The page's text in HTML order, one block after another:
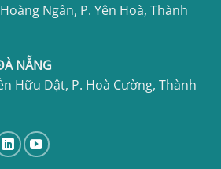
Ngân, P. Yên Hoà, Thành
NẴNG
Hữu Dật, P. Hoà Cường, Thành